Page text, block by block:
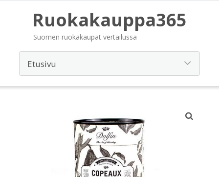
Ruokakauppa365
Suomen ruokakaupat vertailussa